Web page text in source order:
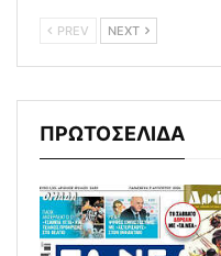
PREV NEXT
ΠΡΩΤΟΣΕΛΙΔΑ